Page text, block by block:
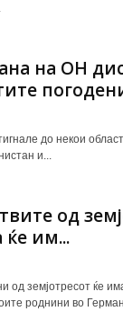
на ОН
до некои
и...
од
ќе им...
од земјотресот ќе
роднини во